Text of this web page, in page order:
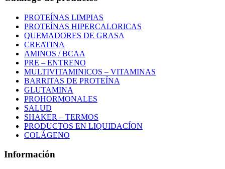
PROTEÍNAS LIMPIAS
PROTEÍNAS HIPERCALORICAS
QUEMADORES DE GRASA
CREATINA
AMINOS / BCAA
PRE – ENTRENO
MULTIVITAMINICOS – VITAMINAS
BARRITAS DE PROTEÍNA
GLUTAMINA
PROHORMONALES
SALUD
SHAKER – TERMOS
PRODUCTOS EN LIQUIDACÍON
COLÁGENO
Información